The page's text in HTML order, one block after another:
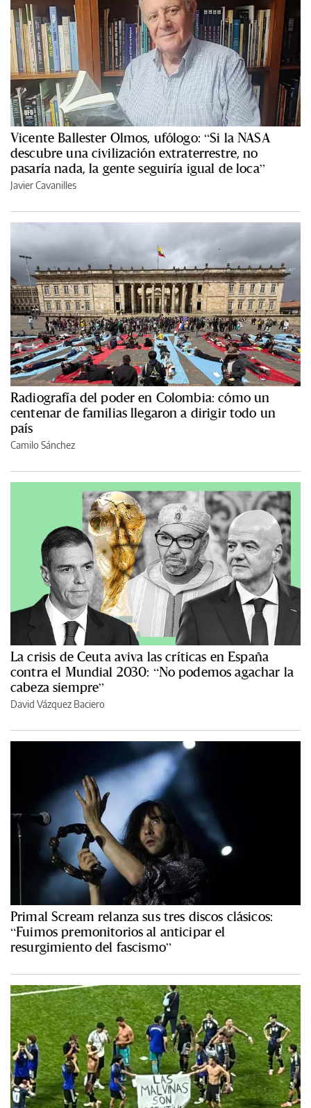
Vicente Ballester Olmos, ufólogo: “Si la NASA
descubre una civilización extraterrestre, no
pasaría nada, la gente seguiría igual de loca”
Javier Cavanilles
Radiografía del poder en Colombia: cómo un
centenar de familias llegaron a dirigir todo un
país
Camilo Sánchez
La crisis de Ceuta aviva las críticas en España
contra el Mundial 2030: “No podemos agachar la
cabeza siempre”
David Vázquez Baciero
Primal Scream relanza sus tres discos clásicos:
“Fuimos premonitorios al anticipar el
resurgimiento del fascismo”